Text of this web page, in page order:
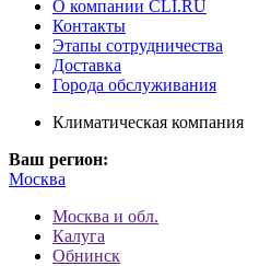
О компании CLI.RU
Контакты
Этапы сотрудничества
Доставка
Города обслуживания
Климатическая компания
Ваш регион:
Москва
Москва и обл.
Калуга
Обнинск